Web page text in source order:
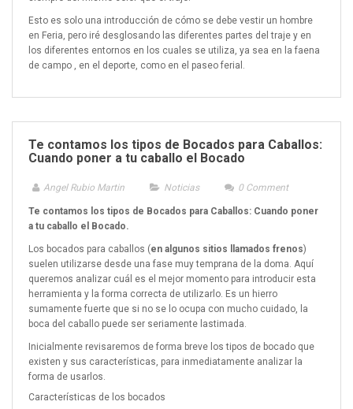
Esto es solo una introducción de cómo se debe vestir un hombre
en Feria, pero iré desglosando las diferentes partes del traje y en
los diferentes entornos en los cuales se utiliza, ya sea en la faena
de campo , en el deporte, como en el paseo ferial.
Te contamos los tipos de Bocados para Caballos:
Cuando poner a tu caballo el Bocado
Angel Rubio Martin Noticias 0Comment
Te contamos los tipos de Bocados para Caballos: Cuando poner
a tu caballo el Bocado.
Los bocados para caballos (en algunos sitios llamados frenos)
suelen utilizarse desde una fase muy temprana de la doma. Aquí
queremos analizar cuál es el mejor momento para introducir esta
herramienta y la forma correcta de utilizarlo. Es un hierro
sumamente fuerte que si no se lo ocupa con mucho cuidado, la
boca del caballo puede ser seriamente lastimada.
Inicialmente revisaremos de forma breve los tipos de bocado que
existen y sus características, para inmediatamente analizar la
forma de usarlos.
Características de los bocados